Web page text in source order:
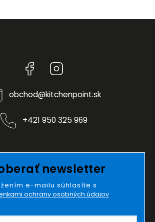
Facebook
obchod@kitchenpoint.sk
+421 950 325 969
newsletter
e-mailu súhlasíte s
ochrany osobných údajov